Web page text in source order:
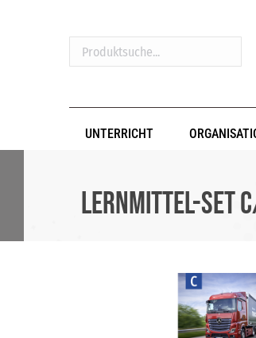
Produktsuche...
UNTERRICHT
Lernmittel-Set